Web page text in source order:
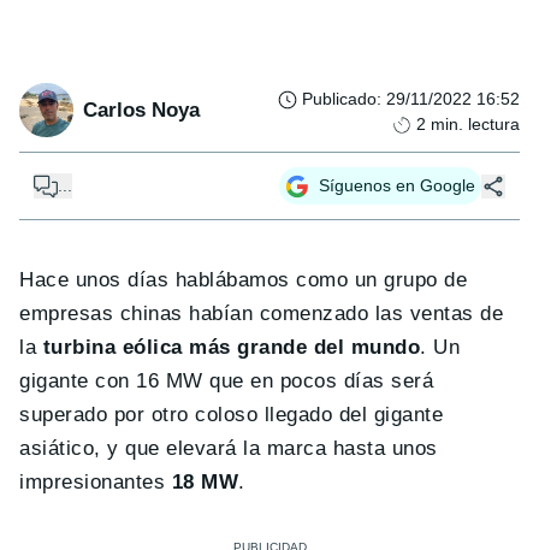
Carlos Noya Publicado: 29/11/2022 16:52
2 min. lectura
... Síguenos en Google
Hace unos días hablábamos como un grupo de
empresas chinas habían comenzado las ventas de
la turbina eólica más grande del mundo. Un
gigante con 16 MW que en pocos días será
superado por otro coloso llegado del gigante
asiático, y que elevará la marca hasta unos
impresionantes 18 MW.